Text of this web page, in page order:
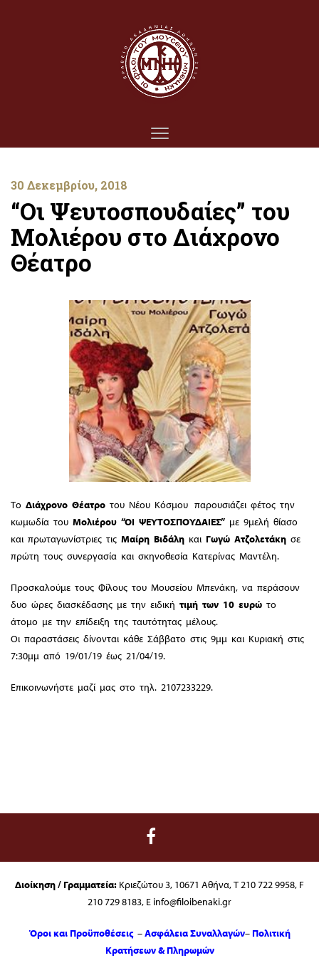
30 Δεκεμβρίου, 2018
“Οι Ψευτοσπουδαίες” του
Μολιέρου στο Διάχρονο
Θέατρο
Το Διάχρονο Θέατρο του Νέου Κόσμου παρουσιάζει φέτος την
κωμωδία του Μολιέρου “ΟΙ ΨΕΥΤΟΣΠΟΥΔΑΙΕΣ” με 9μελή θίασο
και πρωταγωνίστριες τις Μαίρη Βιδάλη και Γωγώ Ατζολετάκη σε
πρώτη τους συνεργασία και σκηνοθεσία Κατερίνας Μαντέλη.
Προσκαλούμε τους Φίλους του Μουσείου Μπενάκη, να περάσουν
δυο ώρες διασκέδασης με την ειδική τιμή των 10 ευρώ το
άτομο με την επίδειξη της ταυτότητας μέλους.
Οι παραστάσεις δίνονται κάθε Σάββατο στις 9μμ και Κυριακή στις
7:30μμ από 19/01/19 έως 21/04/19.
Επικοινωνήστε μαζί μας στο τηλ. 2107233229.
Διοίκηση / Γραμματεία: Κριεζώτου 3, 10671 Αθήνα, T 210 722 9958, F
210 729 8183, E info@filoibenaki.gr
Όροι και Προϋποθέσεις –Ασφάλεια Συναλλαγών– Πολιτική
Κρατήσεων & Πληρωμών